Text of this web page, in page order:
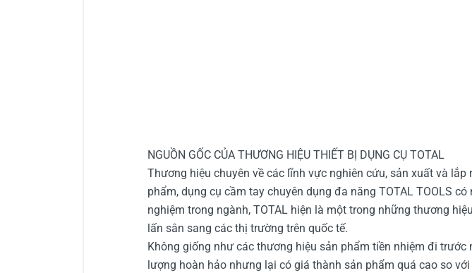
NGUỒN GỐC CỦA THƯƠNG HIỆU THIẾT BỊ DỤNG CỤ TOTAL
Thương hiệu chuyên về các lĩnh vực nghiên cứu, sản xuất và
phẩm, dụng cụ cầm tay chuyên dụng đa năng TOTAL TOOLS
nghiệm trong ngành, TOTAL hiện là một trong những thương
lấn sân sang các thị trường trên quốc tế.
Không giống như các thương hiệu sản phẩm tiền nhiệm đi
lượng hoàn hảo nhưng lại có giá thành sản phẩm quá cao so